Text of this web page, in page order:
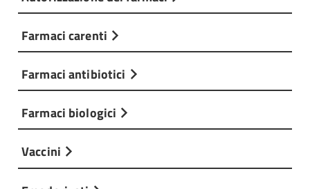
Farmaci carenti
Farmaci antibiotici
Farmaci biologici
Vaccini